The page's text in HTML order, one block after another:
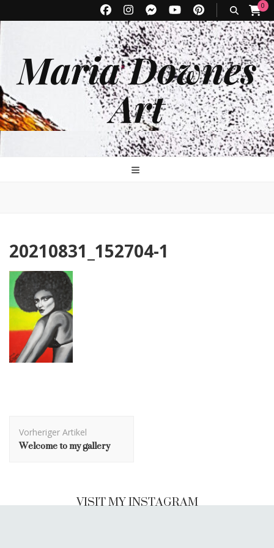
0
Maria Downes
Art
20210831_152704-1
Vorheriger Artikel
Welcome to my gallery
VISIT MY INSTAGRAM